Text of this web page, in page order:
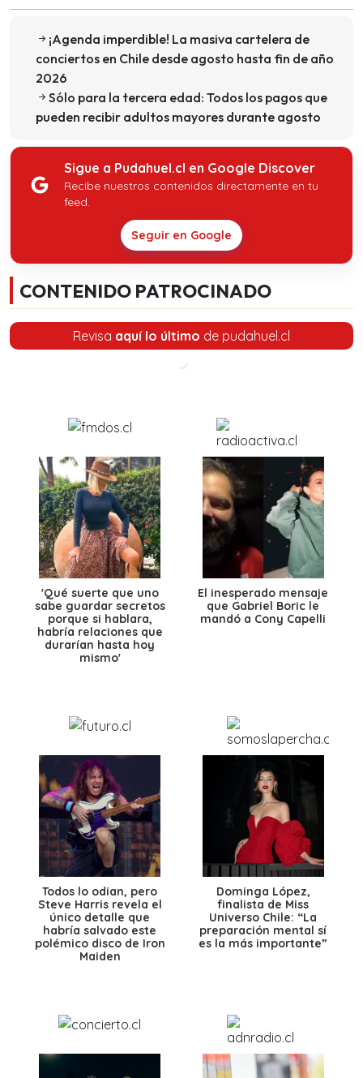
¡Agenda imperdible! La masiva cartelera de
conciertos en Chile desde agosto hasta fin de año
2026
Sólo para la tercera edad: Todos los pagos que
pueden recibir adultos mayores durante agosto
Sigue a Pudahuel.cl en Google Discover
Recibe nuestros contenidos directamente en tu
feed.
Seguir en Google
CONTENIDO PATROCINADO
Revisa aquí lo último de pudahuel.cl
'Qué suerte que uno
sabe guardar secretos
porque si hablara,
habría relaciones que
durarían hasta hoy
mismo'
El inesperado mensaje
que Gabriel Boric le
mandó a Cony Capelli
Todos lo odian, pero
Steve Harris revela el
único detalle que
habría salvado este
polémico disco de Iron
Maiden
Dominga López,
finalista de Miss
Universo Chile: “La
preparación mental sí
es la más importante”